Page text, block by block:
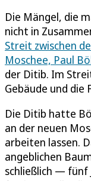
Die Mängel, die
nicht in
Streit zwischen
Moschee, Paul
der Ditib. Im
Gebäude und
Die Ditib hatte
an der neuen
arbeiten lassen.
angeblichen
schließlich —